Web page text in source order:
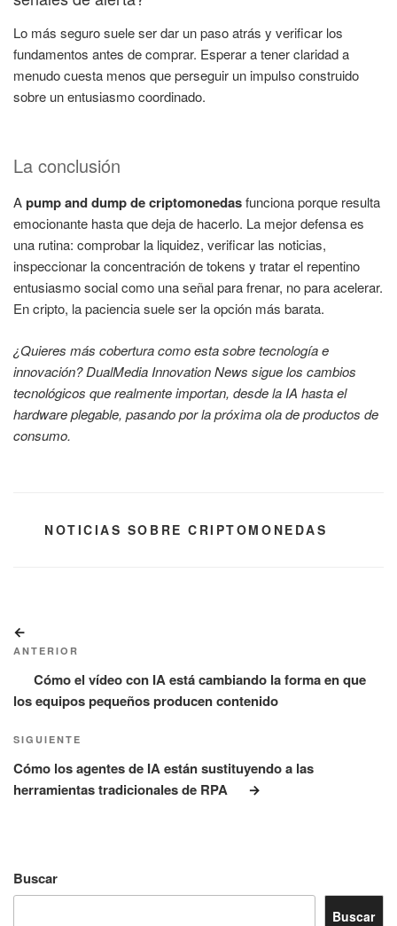
Lo más seguro suele ser dar un paso atrás y verificar los
fundamentos antes de comprar. Esperar a tener claridad a
menudo cuesta menos que perseguir un impulso construido
sobre un entusiasmo coordinado.
La conclusión
Apump and dump de criptomonedasfunciona porque resulta
emocionante hasta que deja de hacerlo. La mejor defensa es
una rutina: comprobar la liquidez, verificar las noticias,
inspeccionar la concentración de tokens y tratar el repentino
entusiasmo social como una señal para frenar, no para acelerar.
En cripto, la paciencia suele ser la opción más barata.
¿Quieres más cobertura como esta sobre tecnología e
innovación? DualMedia Innovation News sigue los cambios
tecnológicos que realmente importan, desde la IA hasta el
hardware plegable, pasando por la próxima ola de productos de
consumo.
CATEGORÍAS
NOTICIAS SOBRE CRIPTOMONEDAS
de
entradas
anterior:
ANTERIOR
Cómo el vídeo con IA está cambiando la forma en que
los equipos pequeños producen contenido
Siguiente
entrada
SIGUIENTE
Cómo los agentes de IA están sustituyendo a las
herramientas tradicionales de RPA
Buscar
Buscar